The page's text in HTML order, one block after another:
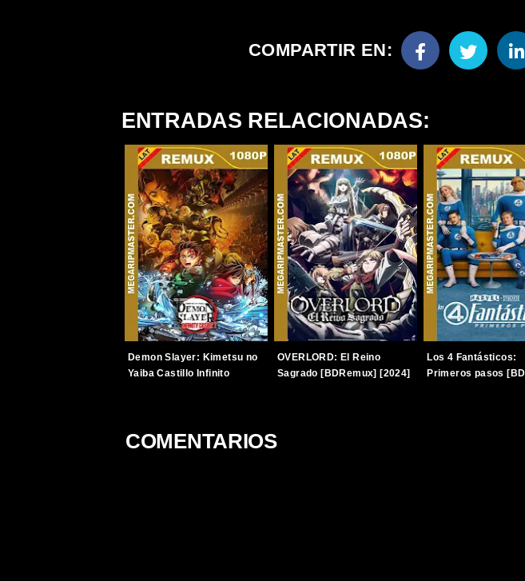
COMPARTIR EN:
ENTRADAS RELACIONADAS:
Demon Slayer: Kimetsu no
Yaiba Castillo Infinito
OVERLORD: El Reino
Sagrado [BDRemux] [2024]
Los 4 Fantásticos:
Primeros pasos
COMENTARIOS